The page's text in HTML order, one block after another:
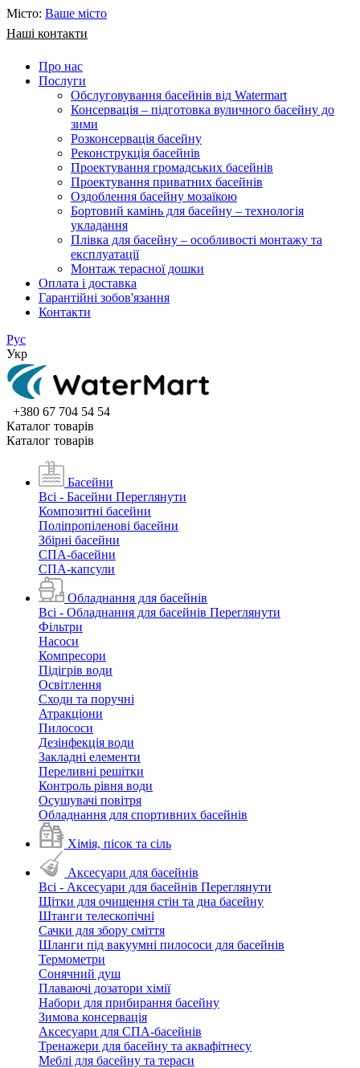
Місто: Ваше місто
Наші контакти
Про нас
Послуги
Обслуговування басейнів від Watermart
Консервація – підготовка вуличного басейну до
зими
Розконсервація басейну
Реконструкція басейнів
Проектування громадських басейнів
Проектування приватних басейнів
Оздоблення басейну мозаїкою
Бортовий камінь для басейну – технологія
укладання
Плівка для басейну – особливості монтажу та
експлуатації
Монтаж терасної дошки
Оплата і доставка
Гарантійні зобов'язання
Контакти
Рус
Укр
+380 67 704 54 54
Каталог товарiв
Каталог товарiв
Басейни
Всі - Басейни Переглянути
Композитні басейни
Поліпропіленові басейни
Збірні басейни
СПА-басейни
СПА-капсули
Обладнання для басейнів
Всі - Обладнання для басейнів Переглянути
Фільтри
Насоси
Компресори
Підігрів води
Освітлення
Сходи та поручні
Атракціони
Пилососи
Дезінфекція води
Закладні елементи
Переливні решітки
Контроль рівня води
Осушувачі повітря
Обладнання для спортивних басейнів
Хімія, пісок та сіль
Аксесуари для басейнів
Всі - Аксесуари для басейнів Переглянути
Щітки для очищення стін та дна басейну
Штанги телескопічні
Сачки для збору сміття
Шланги під вакуумні пилососи для басейнів
Термометри
Сонячний душ
Плаваючі дозатори хімії
Набори для прибирання басейну
Зимова консервація
Аксесуари для СПА-басейнів
Тренажери для басейну та аквафітнесу
Меблі для басейну та тераси